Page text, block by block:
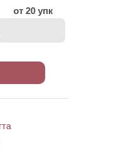
от 20 упк